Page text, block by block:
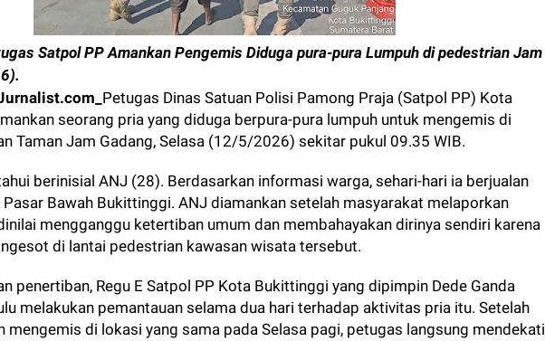
Satpol PP Amankan Pengemis Diduga pura-pura Lumpuh di pedestrian Jam
Petugas Dinas Satuan Polisi Pamong Praja (Satpol PP) Kota
seorang pria yang diduga berpura-pura lumpuh untuk mengemis di
Taman Jam Gadang, Selasa (12/5/2026) sekitar pukul 09.35 WIB.
berinisial ANJ (28). Berdasarkan informasi warga, sehari-hari ia berjualan
Bawah Bukittinggi. ANJ diamankan setelah masyarakat melaporkan
mengganggu ketertiban umum dan membahayakan dirinya sendiri karena
di lantai pedestrian kawasan wisata tersebut.
penertiban, Regu E Satpol PP Kota Bukittinggi yang dipimpin Dede Ganda
melakukan pemantauan selama dua hari terhadap aktivitas pria itu. Setelah
mengemis di lokasi yang sama pada Selasa pagi, petugas langsung mendekati